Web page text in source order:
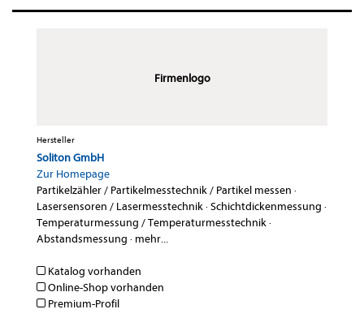
Firmenlogo
Hersteller
Soliton GmbH
Zur Homepage
Partikelzähler / Partikelmesstechnik / Partikel messen ·
Lasersensoren / Lasermesstechnik·Schichtdickenmessung ·
Temperaturmessung / Temperaturmesstechnik·
Abstandsmessung · mehr...
Katalog vorhanden
Online-Shop vorhanden
Premium-Profil